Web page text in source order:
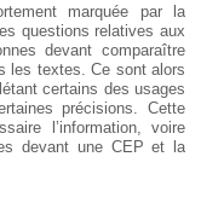
marquée par la
questions relatives aux
devant comparaître
les textes. Ce sont alors
certains des usages
précisions. Cette
l’information, voire
devant une CEP et la